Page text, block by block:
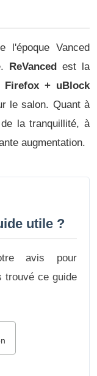
l'époque Vanced
ReVanced est la
Firefox + uBlock
le salon. Quant à
la tranquillité, à
augmentation.
utile ?
avis pour
trouvé ce guide